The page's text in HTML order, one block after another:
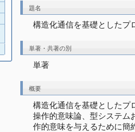
題名
構造化通信を基礎としたプ
単著・共著の別
単著
概要
構造化通信を基礎としたプ
操作的意味論、型システム
作的意味を与えるために簡